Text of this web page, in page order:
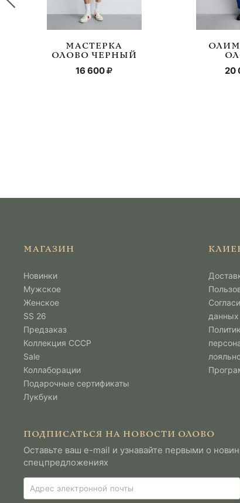
МАСТЕРКА
ОЛОВО ЧЕРНЫЙ
16 600
20
МАГАЗИН
Новинки
Мужcкое
Женское
SS 26
Предзаказ
Коллекция СССР
Sale
Коллаборации
Подарочные сертификаты
Лукбуки
данных
ПОДПИСАТЬСЯ НА НОВОСТИ ОЛОВО
Оставьте ваш e-mail и узнавайте первыми о
спецпредложениях